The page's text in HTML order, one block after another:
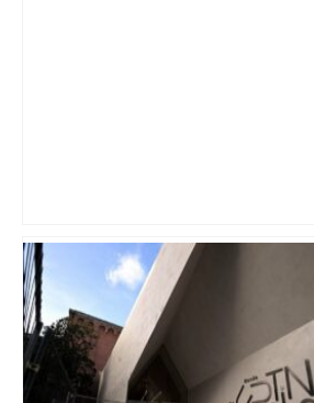
Bilan du marché du logement neuf
une lueur d'espoir pour l'immobilier
Toulouse ? – Actu.fr